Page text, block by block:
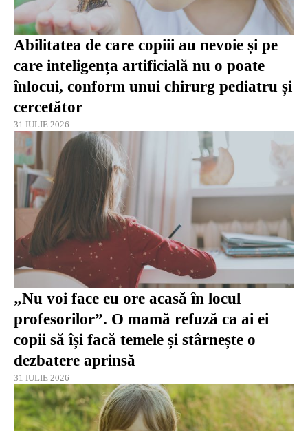
Abilitatea de care copiii au nevoie și pe
care inteligența artificială nu o poate
înlocui, conform unui chirurg pediatru și
cercetător
31 IULIE 2026
„Nu voi face eu ore acasă în locul
profesorilor”. O mamă refuză ca ai ei
copii să își facă temele și stârnește o
dezbatere aprinsă
31 IULIE 2026